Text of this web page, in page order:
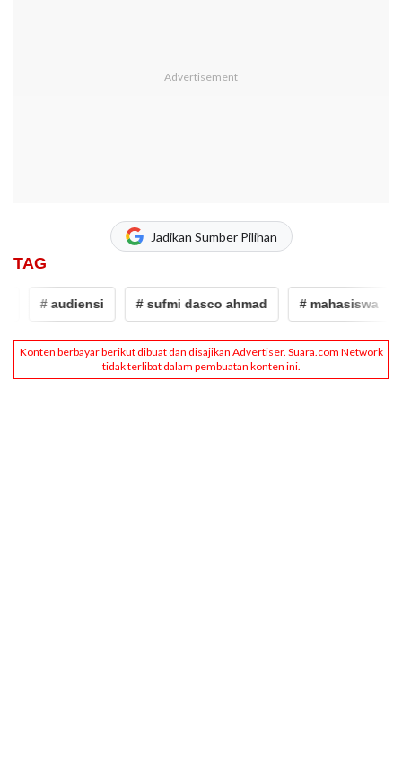
Jadikan Sumber Pilihan
TAG
# audiensi # sufmi dasco ahmad # mahasiswa